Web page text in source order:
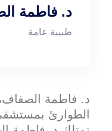
د. فاطمة
طبيبة عامة
د. فاطمة
الطوارئ